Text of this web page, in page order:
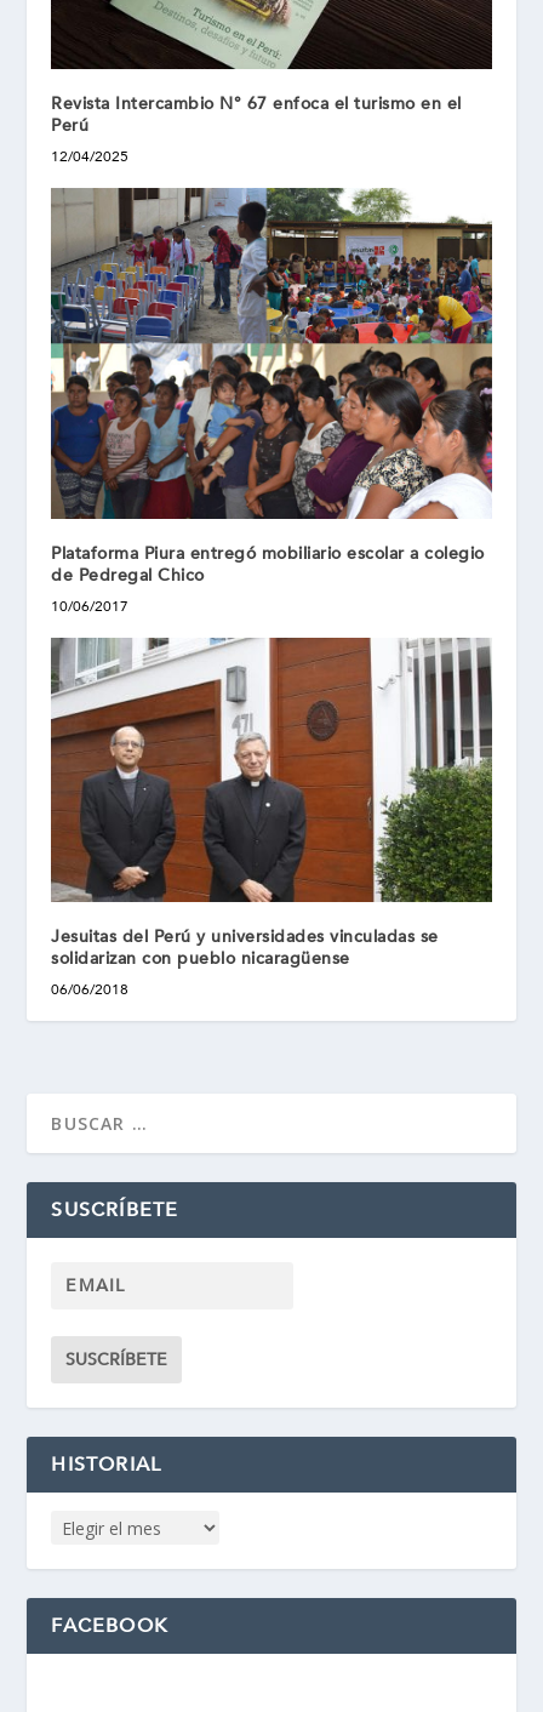
Revista Intercambio N° 67 enfoca el turismo en el
Perú
12/04/2025
Plataforma Piura entregó mobiliario escolar a colegio
de Pedregal Chico
10/06/2017
Jesuitas del Perú y universidades vinculadas se
solidarizan con pueblo nicaragüense
06/06/2018
SUSCRÍBETE
HISTORIAL
FACEBOOK